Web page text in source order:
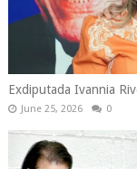
Exdiputada Ivannia
June 25, 2026 0